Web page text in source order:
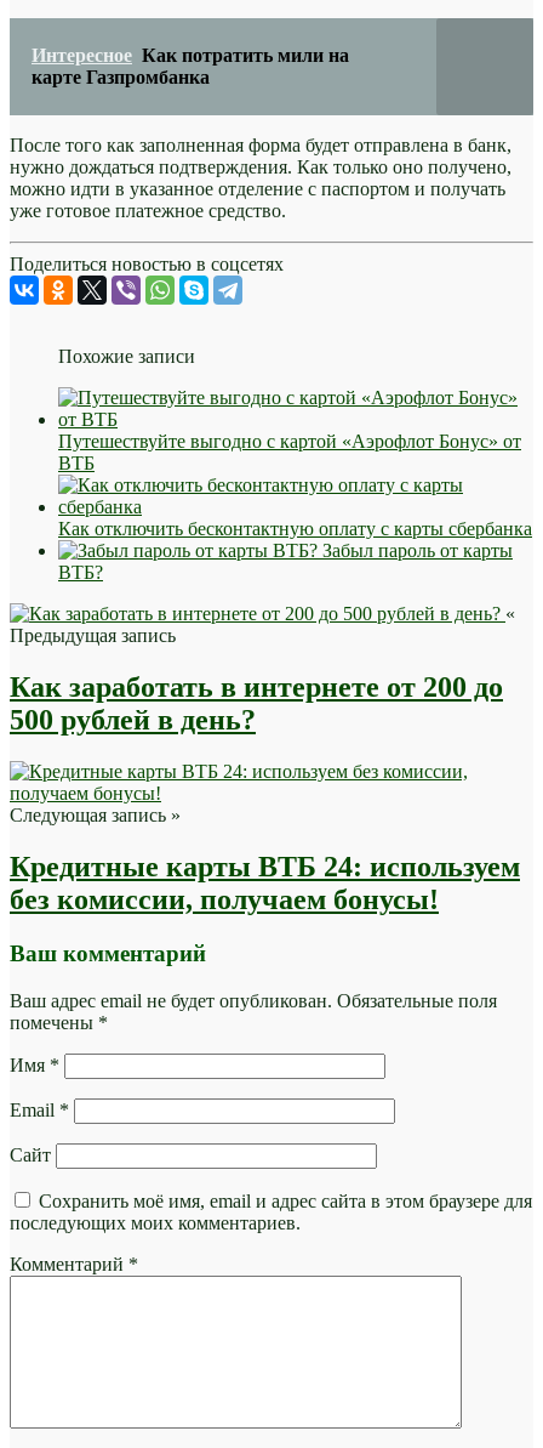
Интересное Как потратить мили на
карте Газпромбанка
После того как заполненная форма будет отправлена в банк,
нужно дождаться подтверждения. Как только оно получено,
можно идти в указанное отделение с паспортом и получать
уже готовое платежное средство.
Поделиться новостью в соцсетях
Похожие записи
Путешествуйте выгодно с картой «Аэрофлот Бонус» от
ВТБ
Как отключить бесконтактную оплату с карты сбербанка
Забыл пароль от карты
ВТБ?
«
Предыдущая запись
Как заработать в интернете от 200 до
500 рублей в день?
Следующая запись »
Кредитные карты ВТБ 24: используем
без комиссии, получаем бонусы!
Ваш комментарий
Ваш адрес email не будет опубликован. Обязательные поля
помечены *
Имя *
Email *
Сайт
Сохранить моё имя, email и адрес сайта в этом браузере для
последующих моих комментариев.
Комментарий *